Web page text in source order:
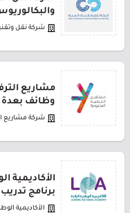
شركة نقل
مشاريع
وظائف بعدة
شركة مشاريع
الأكاديمية
برنامج
الأكاديمية